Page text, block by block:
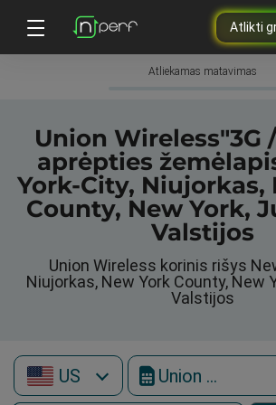
Atlikti
Atliekamas matavimas
Union Wireless"3G
aprėpties
York-City, Niujorkas,
County, New York,
Valstijos
Union Wireless korinis rišys
Niujorkas, New York County, New
Valstijos
US Union Wireless